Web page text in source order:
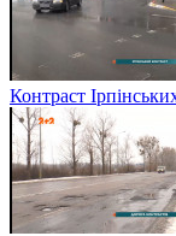
Контраст